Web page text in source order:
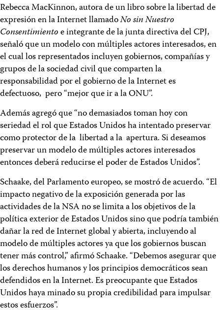
Rebecca MacKinnon, autora de un libro sobre la libertad de
expresión en la Internet llamadoNo sin Nuestro
Consentimientoe integrante de la junta directiva del CPJ,
señaló que un modelo con múltiples actores interesados, en
el cual los representados incluyen gobiernos, compañías y
grupos de la sociedad civil que comparten la
responsabilidad por el gobierno de la Internet es
defectuoso, pero “mejor que ir a la ONU”.
Además agregó que “no demasiados toman hoy con
seriedad el rol que Estados Unidos ha intentado preservar
como protector de la libertad a la apertura. Si deseamos
preservar un modelo de múltiples actores interesados
entonces deberá reducirse el poder de Estados Unidos”.
Schaake, del Parlamento europeo, se mostró de acuerdo. “El
impacto negativo de la exposición generada por las
actividades de la NSA no se limita a los objetivos de la
política exterior de Estados Unidos sino que podría también
dañar la red de Internet global y abierta, incluyendo al
modelo de múltiples actores ya que los gobiernos buscan
tener más control,” afirmó Schaake. “Debemos asegurar que
los derechos humanos y los principios democráticos sean
defendidos en la Internet. Es preocupante que Estados
Unidos haya minado su propia credibilidad para impulsar
estos esfuerzos”.